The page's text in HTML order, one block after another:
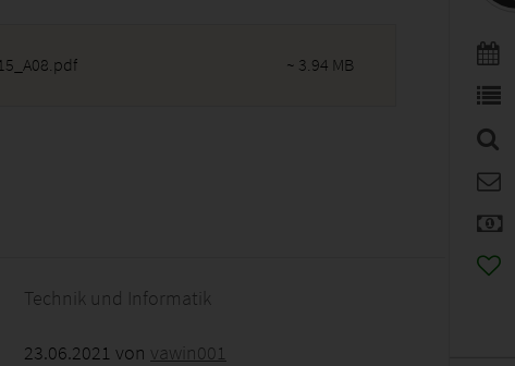
~ 3.94 MB
Technik und Informatik
23.06.2021 von vawin001